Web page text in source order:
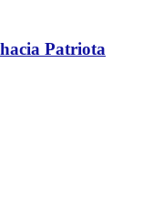
Patriota